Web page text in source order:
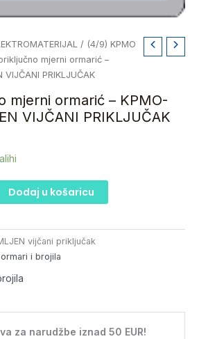
/ (4/9) KPMO
mjerni ormarić –
VIJČANI PRIKLJUČAK
mjerni ormarić – KPMO-
VIJČANI PRIKLJUČAK
Dodaj u košaricu
vijčani priključak
i brojila
za narudžbe iznad 50 EUR!